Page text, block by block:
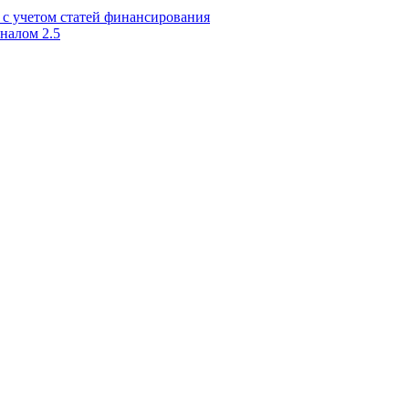
статей финансирования
2.5